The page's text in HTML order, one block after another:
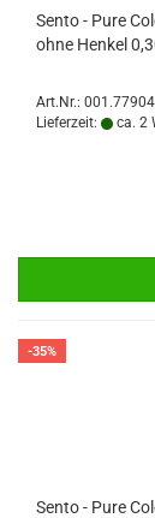
Sento - Pure
ohne Henkel
Art.Nr.:
Lieferzeit:
ca. 2
-35%
Sento - Pure